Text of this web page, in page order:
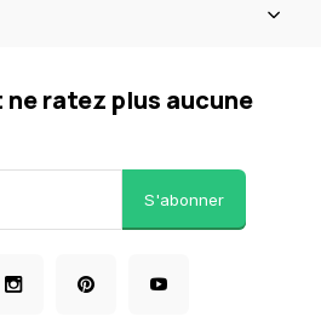
ratez plus aucune
S'abonner